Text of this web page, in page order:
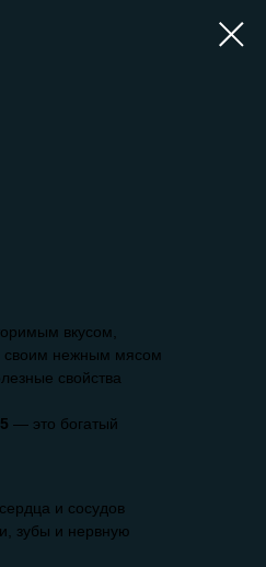
вкусом,
своим нежным мясом
свойства
— это богатый
и сосудов
зубы и нервную